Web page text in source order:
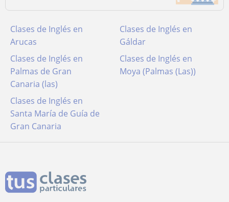
Clases de Inglés en
Arucas
Clases de Inglés en
Gáldar
Clases de Inglés en
Palmas de Gran
Canaria (las)
Clases de Inglés en
Moya (Palmas (Las))
Clases de Inglés en
Santa María de Guía de
Gran Canaria